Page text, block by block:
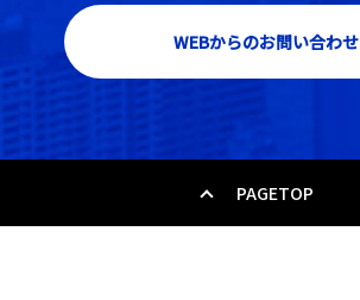
WEBからのお問い合わせ
PAGETOP